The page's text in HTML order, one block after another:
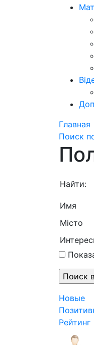
Главная
Поиск
Найти:
Имя
Місто
Новые
Рейтинг